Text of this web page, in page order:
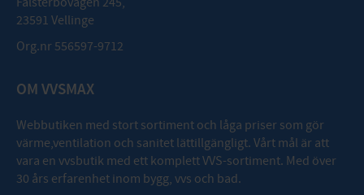
23591 Vellinge
Org.nr 556597-9712
OM VVSMAX
Webbutiken med stort sortiment och låga priser som gör
värme,ventilation och sanitet lättillgängligt. Vårt mål är att
vara en vvsbutik med ett komplett VVS-sortiment. Med över
30 års erfarenhet inom bygg, vvs och bad.